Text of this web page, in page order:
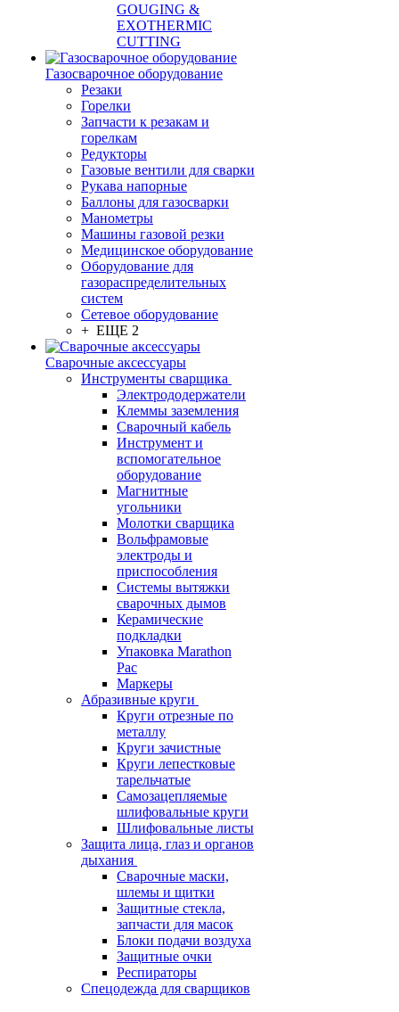
GOUGING &
EXOTHERMIC
CUTTING
Газосварочное оборудование
Резаки
Горелки
Запчасти к резакам и
горелкам
Редукторы
Газовые вентили для сварки
Рукава напорные
Баллоны для газосварки
Манометры
Машины газовой резки
Медицинское оборудование
Оборудование для
газораспределительных
систем
Сетевое оборудование
+ ЕЩЕ 2
Сварочные аксессуары
Инструменты сварщика
Электрододержатели
Клеммы заземления
Сварочный кабель
Инструмент и
вспомогательное
оборудование
Магнитные
угольники
Молотки сварщика
Вольфрамовые
электроды и
приспособления
Системы вытяжки
сварочных дымов
Керамические
подкладки
Упаковка Marathon
Pac
Маркеры
Абразивные круги
Круги отрезные по
металлу
Круги зачистные
Круги лепестковые
тарельчатые
Самозацепляемые
шлифовальные круги
Шлифовальные листы
Защита лица, глаз и органов
дыхания
Сварочные маски,
шлемы и щитки
Защитные стекла,
запчасти для масок
Блоки подачи воздуха
Защитные очки
Респираторы
Спецодежда для сварщиков